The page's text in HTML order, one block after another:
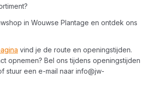
in Wouwse Plantage en ontdek ons
vind je de route en openingstijden.
opnemen? Bel ons tijdens openingstijden
stuur een e-mail naar info@jw-